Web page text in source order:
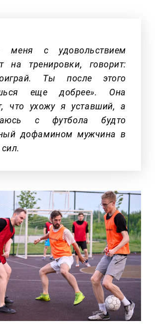
с удовольствием
на тренировки, говорит:
Ты после этого
еще добрее». Она
что ухожу я уставший, а
с футбола будто
дофамином мужчина в